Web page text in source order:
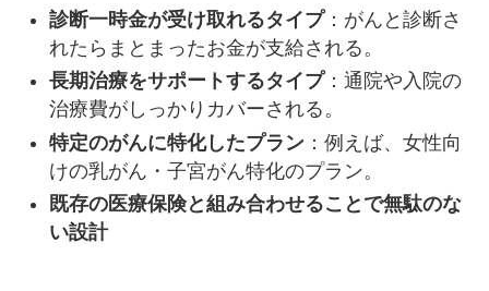
診断一時金が受け取れるタイプ：がんと診断さ
れたらまとまったお金が支給される。
長期治療をサポートするタイプ：通院や入院の
治療費がしっかりカバーされる。
特定のがんに特化したプラン：例えば、女性向
けの乳がん・子宮がん特化のプラン。
既存の医療保険と組み合わせることで無駄のな
い設計